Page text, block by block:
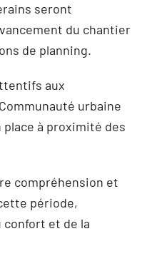
seront
du chantier
de planning.
aux
urbaine
place à proximité des
compréhension et
période,
confort et de la